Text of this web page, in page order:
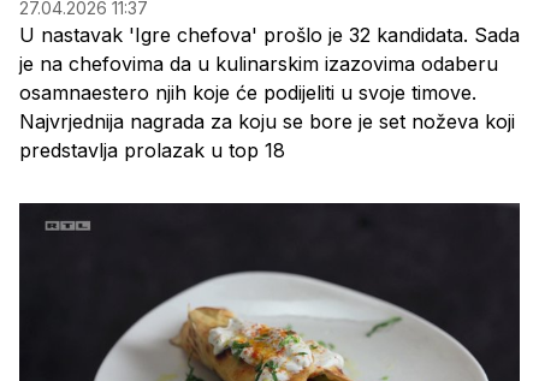
27.04.2026 11:37
U nastavak 'Igre chefova' prošlo je 32 kandidata. Sada
je na chefovima da u kulinarskim izazovima odaberu
osamnaestero njih koje će podijeliti u svoje timove.
Najvrjednija nagrada za koju se bore je set noževa koji
predstavlja prolazak u top 18